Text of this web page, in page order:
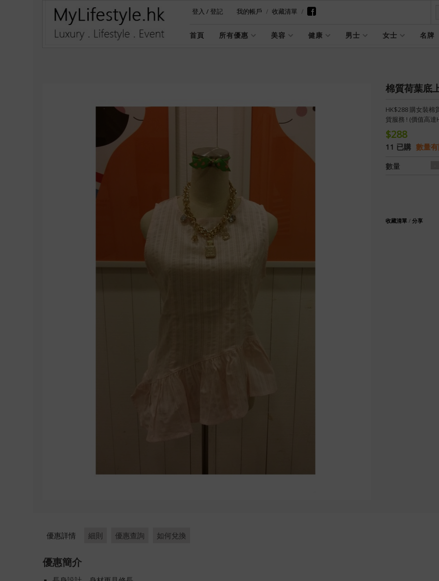
登入 /登記 我的帳戶 收藏清單
首頁 所有優惠 美容 健康 男士 女士 名牌
棉質荷葉底
HK$288 購女裝棉
貨服務 ! (價值高達
$288
11 已購 數量
數量
收藏清單 / 分享
優惠詳情 細則 優惠查詢 如何兌換
優惠簡介